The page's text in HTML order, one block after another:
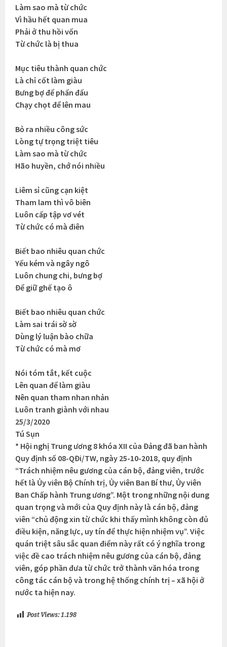
Làm sao mà từ chức
Vì hầu hết quan mua
Phải ở thu hồi vốn
Từ chức là bị thua
Mục tiêu thành quan chức
Là chỉ cốt làm giàu
Bưng bợ để phấn đấu
Chạy chọt để lên mau
Bỏ ra nhiều công sức
Lòng tự trọng triệt tiêu
Làm sao mà từ chức
Hão huyền, chớ nói nhiều
Liêm sỉ cũng cạn kiệt
Tham lam thì vô biên
Luôn cấp tập vơ vét
Từ chức có mà điên
Biết bao nhiêu quan chức
Yếu kém và ngây ngô
Luôn chung chi, bưng bợ
Để giữ ghế tạo ô
Biết bao nhiêu quan chức
Làm sai trái sờ sờ
Dùng lý luận bào chữa
Từ chức có mà mơ
Nói tóm tắt, kết cuộc
Lên quan để làm giàu
Nên quan tham nhan nhản
Luôn tranh giành với nhau
25/3/2020
Tú Sụn
* Hội nghị Trung ương 8 khóa XII của Đảng đã ban hành
Quy định số 08-QĐi/TW, ngày 25-10-2018, quy định
“Trách nhiệm nêu gương của cán bộ, đảng viên, trước
hết là Ủy viên Bộ Chính trị, Ủy viên Ban Bí thư, Ủy viên
Ban Chấp hành Trung ương”. Một trong những nội dung
quan trọng và mới của Quy định này là cán bộ, đảng
viên “chủ động xin từ chức khi thấy mình không còn đủ
điều kiện, năng lực, uy tín để thực hiện nhiệm vụ”. Việc
quán triệt sâu sắc quan điểm này rất có ý nghĩa trong
việc đề cao trách nhiệm nêu gương của cán bộ, đảng
viên, góp phần đưa từ chức trở thành văn hóa trong
công tác cán bộ và trong hệ thống chính trị – xã hội ở
nước ta hiện nay.
Post Views: 1.198